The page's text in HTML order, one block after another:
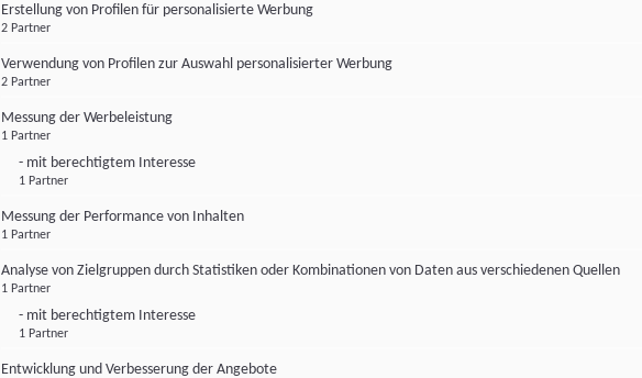
Erstellung von Profilen für personalisierte Werbung
2 Partner
Verwendung von Profilen zur Auswahl personalisierter Werbung
2 Partner
Messung der Werbeleistung
1 Partner
- mit berechtigtem Interesse
1 Partner
Messung der Performance von Inhalten
1 Partner
Analyse von Zielgruppen durch Statistiken oder Kombinationen von Daten aus verschiedenen Quellen
1 Partner
- mit berechtigtem Interesse
1 Partner
Entwicklung und Verbesserung der Angebote